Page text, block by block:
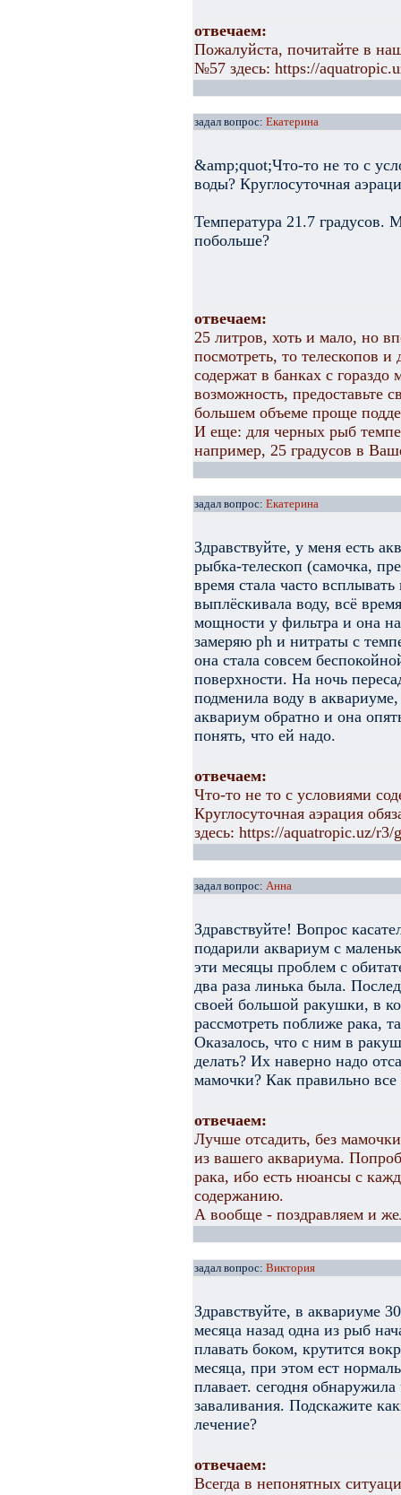
отвечаем:
Пожалуйста, почитайте в
№57 здесь: https://
задал вопрос: Екатерина
&amp;quot;Что-то не то с
воды? Круглосуточная
Температура 21.7 градусов.
побольше?
отвечаем:
25 литров, хоть и мало, но
посмотреть, то телескопов
содержат в банках с
возможность, предоставьте
большем объеме проще
И еще: для черных рыб
например, 25 градусов в
задал вопрос: Екатерина
Здравствуйте, у меня есть
рыбка-телескоп (самочка,
время стала часто
выплёскивала воду, всё
мощности у фильтра и она
замеряю ph и нитраты с
она стала совсем
поверхности. На ночь
подменила воду в
аквариум обратно и она
понять, что ей надо.
отвечаем:
Что-то не то с условиями
Круглосуточная аэрация
здесь: https://aquatropic.uz/
задал вопрос: Анна
Здравствуйте! Вопрос
подарили аквариум с
эти месяцы проблем с
два раза линька была.
своей большой ракушки, в
рассмотреть поближе рака,
Оказалось, что с ним в
делать? Их наверно надо
мамочки? Как правильно все
отвечаем:
Лучше отсадить, без
из вашего аквариума.
рака, ибо есть нюансы с
содержанию.
А вообще - поздравляем и
задал вопрос: Виктория
Здравствуйте, в аквариуме
месяца назад одна из рыб
плавать боком, крутится
месяца, при этом ест
плавает. сегодня
заваливания. Подскажите
лечение?
отвечаем:
Всегда в непонятных